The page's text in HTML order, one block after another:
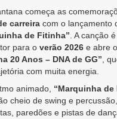
começa as
carreira com o lançamento
de Fitinha” . A canção
para o verão 2026 e abre
20 Anos – DNA de GG” ,
com muita energia.
animado, “Marquinha de
cheio de swing e
paredões e pistas de